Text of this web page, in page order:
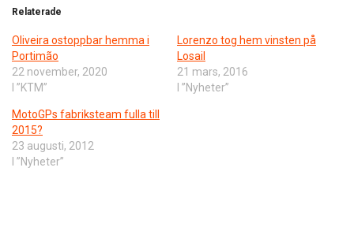
Relaterade
Oliveira ostoppbar hemma i
Portimão
22 november, 2020
I ”KTM”
Lorenzo tog hem vinsten på
Losail
21 mars, 2016
I ”Nyheter”
MotoGPs fabriksteam fulla till
2015?
23 augusti, 2012
I ”Nyheter”